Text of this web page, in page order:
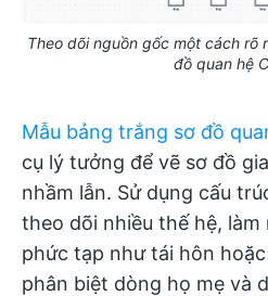
Theo dõi nguồn gốc một cách rõ
đồ quan hệ
Mẫu bảng trắng sơ đồ
cụ lý tưởng để vẽ sơ đồ
nhầm lẫn. Sử dụng cấu
theo dõi nhiều thế hệ,
phức tạp như tái hôn
phân biệt dòng họ mẹ và